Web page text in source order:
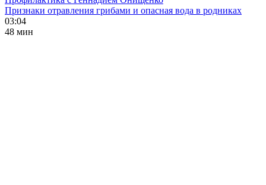
Признаки отравления грибами и опасная вода в родниках
03:04
48 мин